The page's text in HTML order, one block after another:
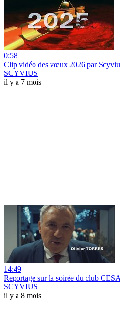
0:58
Clip vidéo des vœux 2026 par
SCYVIUS
il y a 7 mois
14:49
Reportage sur la soirée du club
SCYVIUS
il y a 8 mois